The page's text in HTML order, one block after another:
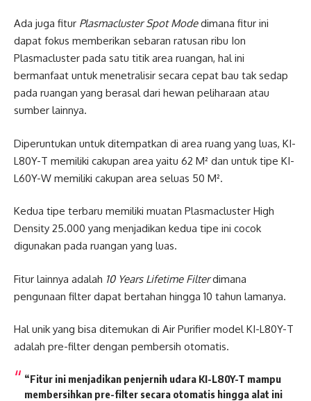
Ada juga fitur Plasmacluster Spot Modedimana fitur ini
dapat fokus memberikan sebaran ratusan ribu Ion
Plasmacluster pada satu titik area ruangan, hal ini
bermanfaat untuk menetralisir secara cepat bau tak sedap
pada ruangan yang berasal dari hewan peliharaan atau
sumber lainnya.
Diperuntukan untuk ditempatkan di area ruang yang luas, KI-
L80Y-T memiliki cakupan area yaitu 62 M² dan untuk tipe KI-
L60Y-W memiliki cakupan area seluas 50 M².
Kedua tipe terbaru memiliki muatan Plasmacluster High
Density 25.000 yang menjadikan kedua tipe ini cocok
digunakan pada ruangan yang luas.
Fitur lainnya adalah 10 Years Lifetime Filterdimana
pengunaan filter dapat bertahan hingga 10 tahun lamanya.
Hal unik yang bisa ditemukan di Air Purifier model KI-L80Y-T
adalah pre-filter dengan pembersih otomatis.
“Fitur ini menjadikan penjernih udara KI-L80Y-T mampu
membersihkan pre-filter secara otomatis hingga alat ini